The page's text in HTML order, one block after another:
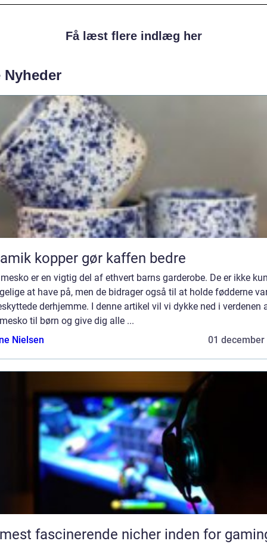
Få læst flere indlæg her
Nyheder
kopper gør kaffen bedre
er en vigtig del af ethvert barns garderobe. De er ikke
at have på, men de bidrager også til at holde fødderne
derhjemme. I denne artikel vil vi dykke ned i verdenen
til børn og give dig alle ...
Nielsen
01 december
fascinerende nicher inden for